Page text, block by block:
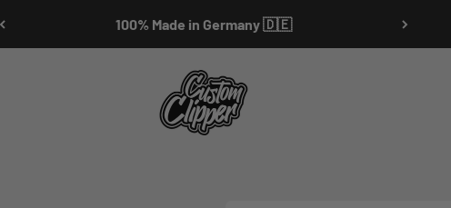
100% Made in Germany 🇩🇪
Customclipper